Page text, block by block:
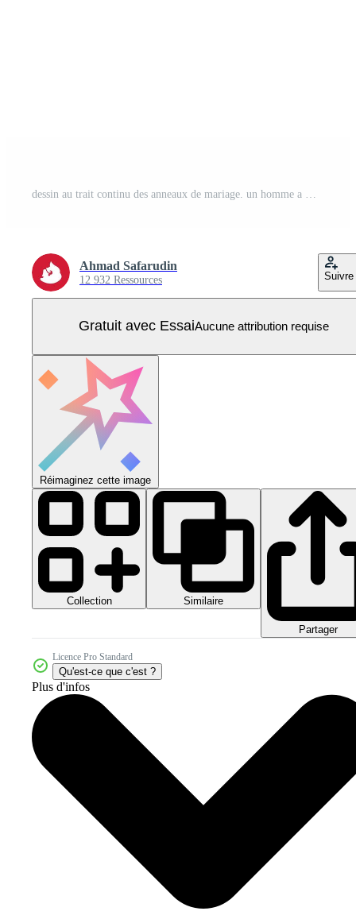
Ahmad Safarudin
12 932 Ressources Suivre
Gratuit avec EssaiAucune attribution requise
Réimaginez cette image
Collection Similaire
Partager
Licence Pro Standard
Qu'est-ce que c'est ?
Plus d'infos